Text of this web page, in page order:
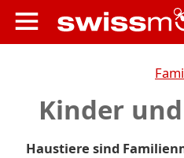
Kinder
Haustiere sind